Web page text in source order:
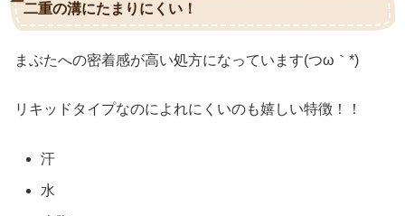
二重の溝にたまりにくい！
まぶたへの密着感が高い処方になっています(つω｀*)
リキッドタイプなのによれにくいのも嬉しい特徴！！
汗
水